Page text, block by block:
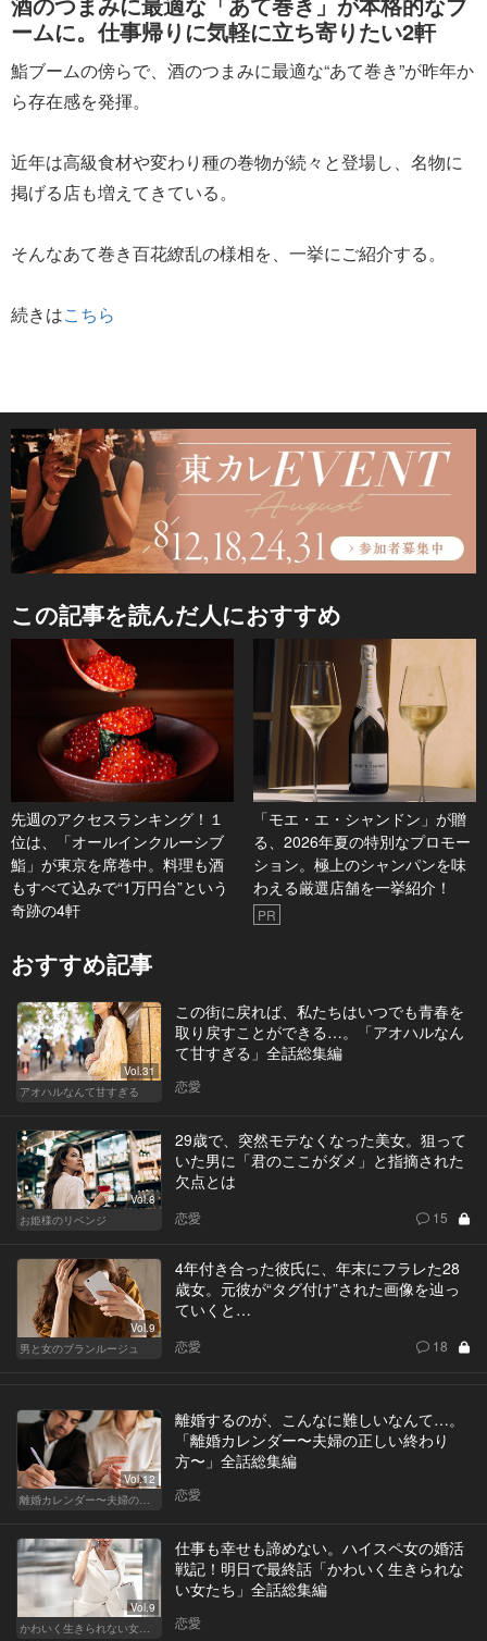
ームに。仕事帰りに気軽に立ち寄りたい2軒
鮨ブームの傍らで、酒のつまみに最適な“あて巻き”が昨年か
ら存在感を発揮。
近年は高級食材や変わり種の巻物が続々と登場し、名物に
掲げる店も増えてきている。
そんなあて巻き百花繚乱の様相を、一挙にご紹介する。
続きはこちら
この記事を読んだ人におすすめ
先週のアクセスランキング！１
位は、「オールインクルーシブ
鮨」が東京を席巻中。料理も酒
もすべて込みで“1万円台”という
奇跡の4軒
「モエ・エ・シャンドン」が贈
る、2026年夏の特別なプロモー
ション。極上のシャンパンを味
わえる厳選店舗を一挙紹介！
PR
おすすめ記事
Vol.31
アオハルなんて甘すぎる
この街に戻れば、私たちはいつでも青春を
取り戻すことができる…。「アオハルなん
て甘すぎる」全話総集編
恋愛
Vol.8
お姫様のリベンジ
29歳で、突然モテなくなった美女。狙って
いた男に「君のここがダメ」と指摘された
欠点とは
恋愛 15
Vol.9
男と女のブランルージュ
4年付き合った彼氏に、年末にフラレた28
歳女。元彼が“タグ付け”された画像を辿っ
ていくと…
恋愛 18
Vol.12
離婚カレンダー〜夫婦の正しい終わり方〜
離婚するのが、こんなに難しいなんて…。
「離婚カレンダー〜夫婦の正しい終わり
方〜」全話総集編
恋愛
Vol.9
かわいく生きられない女たち
仕事も幸せも諦めない。ハイスペ女の婚活
戦記！明日で最終話「かわいく生きられな
い女たち」全話総集編
恋愛